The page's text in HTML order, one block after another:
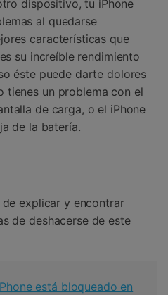
dispositivo, tu iPhone
al quedarse
características que
su increíble rendimiento
éste puede darte dolores
tienes un problema con el
de carga, o el iPhone
de la batería.
explicar y encontrar
de deshacerse de este
está bloqueado en